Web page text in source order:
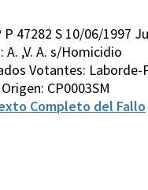
P 47282 S 10/06/1997
A. ,V. A. s/Homicidio
Votantes:
CP0003SM
Completo del Fallo